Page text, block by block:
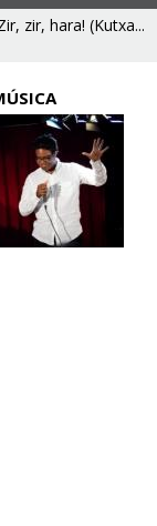
zir, hara! (Kutxa...